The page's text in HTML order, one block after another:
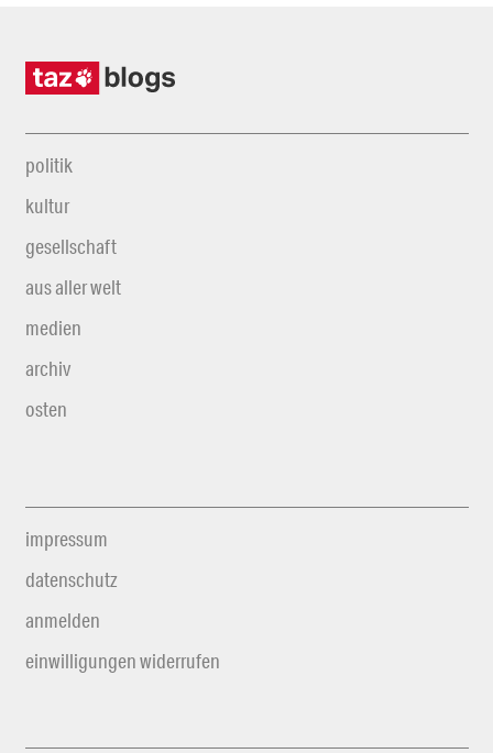
politik
kultur
gesellschaft
aus aller welt
medien
archiv
osten
impressum
datenschutz
anmelden
einwilligungen widerrufen